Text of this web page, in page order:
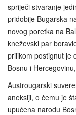
spriječi stvaranje
pridobije Bugarska
novog poretka na
kneževski par
prilikom postignut je
Bosnu i
Austrougarski
aneksiji, o čemu je
upućena narodu